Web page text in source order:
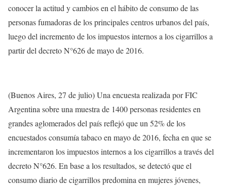
conocer la actitud y cambios en el hábito de consumo de las
personas fumadoras de los principales centros urbanos del país,
luego del incremento de los impuestos internos a los cigarrillos a
partir del decreto N°626 de mayo de 2016.
(Buenos Aires, 27 de julio) Una encuesta realizada por FIC
Argentina sobre una muestra de 1400 personas residentes en
grandes aglomerados del país reflejó que un 52% de los
encuestados consumía tabaco en mayo de 2016, fecha en que se
incrementaron los impuestos internos a los cigarrillos a través del
decreto N°626. En base a los resultados, se detectó que el
consumo diario de cigarrillos predomina en mujeres jóvenes,